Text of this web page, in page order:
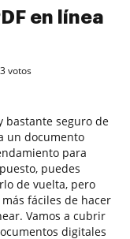
en línea
votos
bastante seguro de
un documento
para
puedes
de vuelta, pero
fáciles de hacer
Vamos a cubrir
digitales